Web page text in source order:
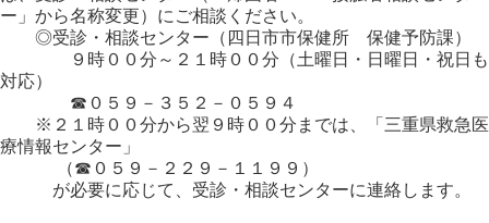
ー」から名称変更）にご相談ください。
◎受診・相談センター（四日市市保健所 保健予防課）
９時００分～２１時００分（土曜日・日曜日・祝日も
対応）
☎０５９－３５２－０５９４
※２１時００分から翌９時００分までは、「三重県救急医
療情報センター」
（☎０５９－２２９－１１９９）
が必要に応じて、受診・相談センターに連絡します。